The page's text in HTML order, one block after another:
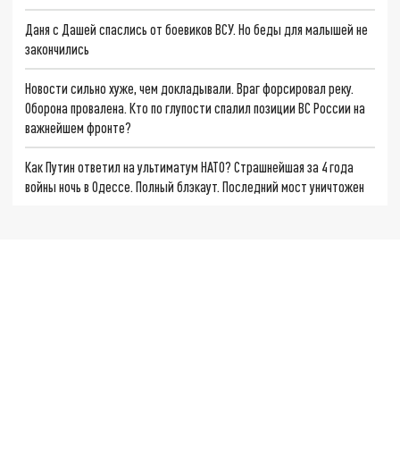
Даня с Дашей спаслись от боевиков ВСУ. Но беды для малышей не
закончились
Новости сильно хуже, чем докладывали. Враг форсировал реку.
Оборона провалена. Кто по глупости спалил позиции ВС России на
важнейшем фронте?
Как Путин ответил на ультиматум НАТО? Страшнейшая за 4 года
войны ночь в Одессе. Полный блэкаут. Последний мост уничтожен